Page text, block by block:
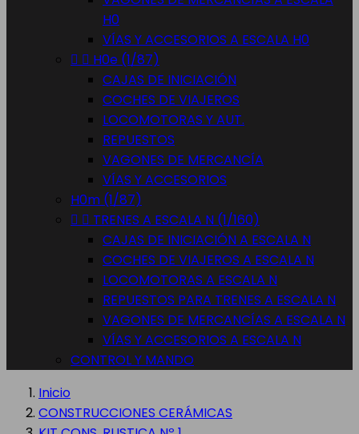
H0
VÍAS Y ACCESORIOS A ESCALA H0
  H0e (1/87)
CAJAS DE INICIACIÓN
COCHES DE VIAJEROS
LOCOMOTORAS Y AUT.
REPUESTOS
VAGONES DE MERCANCÍA
VÍAS Y ACCESORIOS
H0m (1/87)
  TRENES A ESCALA N (1/160)
CAJAS DE INICIACIÓN A ESCALA N
COCHES DE VIAJEROS A ESCALA N
LOCOMOTORAS A ESCALA N
REPUESTOS PARA TRENES A ESCALA N
VAGONES DE MERCANCÍAS A ESCALA N
VÍAS Y ACCESORIOS A ESCALA N
CONTROL Y MANDO
Inicio
CONSTRUCCIONES CERÁMICAS